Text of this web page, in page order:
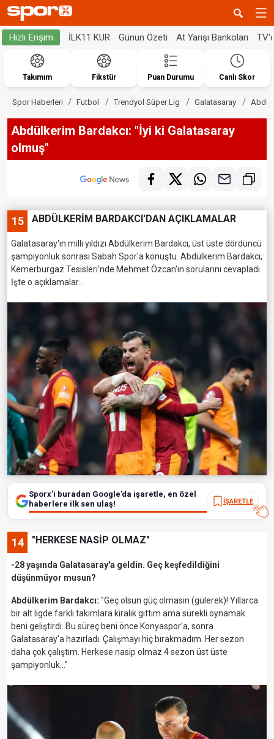
Hızlı Erişim İLK11 KUR Günün Özeti At Yarışı Bankoları
Takımım Fikstür Puan Durumu Canlı Skor
Spor Haberleri Futbol Trendyol Süper Lig Galatasaray
Abdülkerim Bardakcı: "İyi ki Galatasaray
olmuş"
15 ABDÜLKERİM BARDAKCI'DAN AÇIKLAMALAR
Galatasaray'ın milli yıldızı Abdülkerim Bardakcı, üst üste dördüncü
şampiyonluk sonrası Sabah Spor'a konuştu. Abdülkerim Bardakcı,
Kemerburgaz Tesisleri'nde Mehmet Özcan'ın sorularını cevapladı.
İşte o açıklamalar...
Sporx’i buradan Google’da işaretle, en özel
haberlere ilk sen ulaş!
İŞARETLE
14 "HERKESE NASİP OLMAZ"
-28 yaşında Galatasaray'a geldin. Geç keşfedildiğini
düşünmüyor musun?
Abdülkerim Bardakcı: "Geç olsun güç olmasın (gülerek)! Yıllarca
bir alt ligde farklı takımlara kiralık gittim ama sürekli oynamak
beni geliştirdi. Bu süreç beni önce Konyaspor'a, sonra
Galatasaray'a hazırladı. Çalışmayı hiç bırakmadım. Her sezon
daha çok çalıştım. Herkese nasip olmaz 4 sezon üst üste
şampiyonluk…"